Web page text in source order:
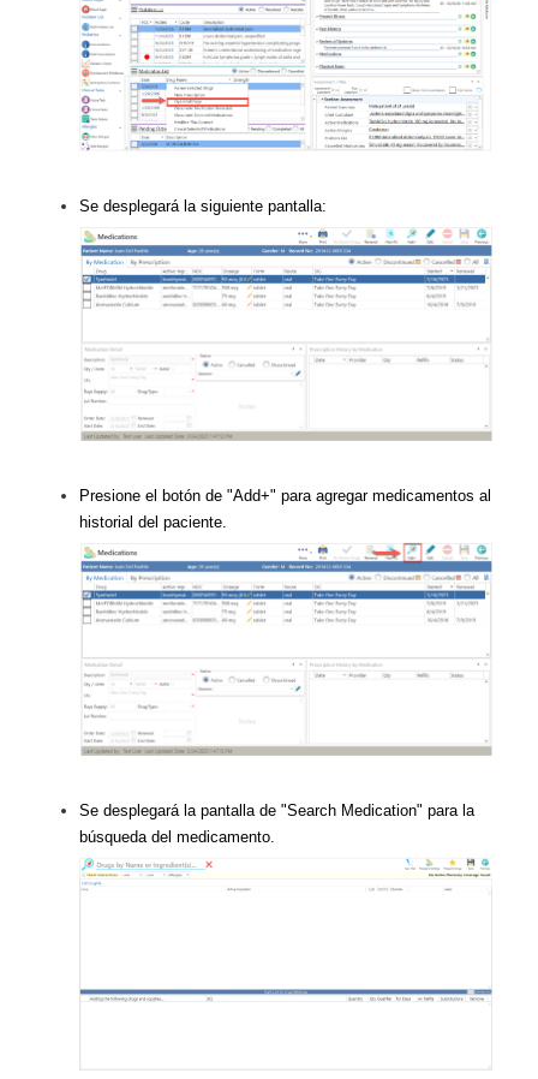
Se desplegará la siguiente pantalla:
Presione el botón de "Add+" para agregar medicamentos al
historial del paciente.
Se desplegará la pantalla de "Search Medication" para la
búsqueda del medicamento.